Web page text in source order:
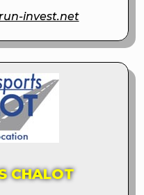
invest.net
CHALOT